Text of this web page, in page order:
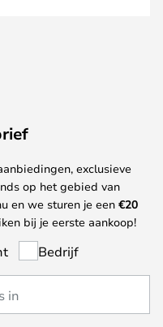
exclusieve
op het gebied van
en we sturen je een €20
bij je eerste aankoop!
Bedrijf